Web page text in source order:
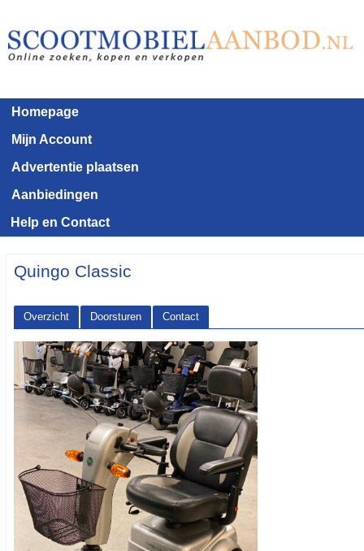
Homepage
Mijn Account
Advertentie plaatsen
Aanbiedingen
Help en Contact
Quingo Classic
Overzicht Doorsturen
Contact
<< Terug naar het advertentie overzicht